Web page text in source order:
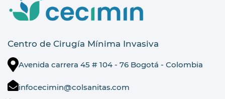
Centro de Cirugía Mínima Invasiva
Avenida carrera 45 # 104 - 76 Bogotá - Colombia
infocecimin@colsanitas.com